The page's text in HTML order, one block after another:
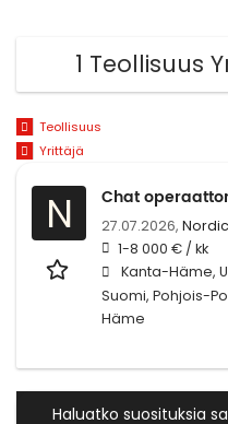
1 Teollisuus
Teollisuus
Yrittäjä
N Chat
27.07.2026,
1-8 000 € / kk
Kanta-Häme,
Suomi, Pohjois-
Häme
Haluatko suosituksia